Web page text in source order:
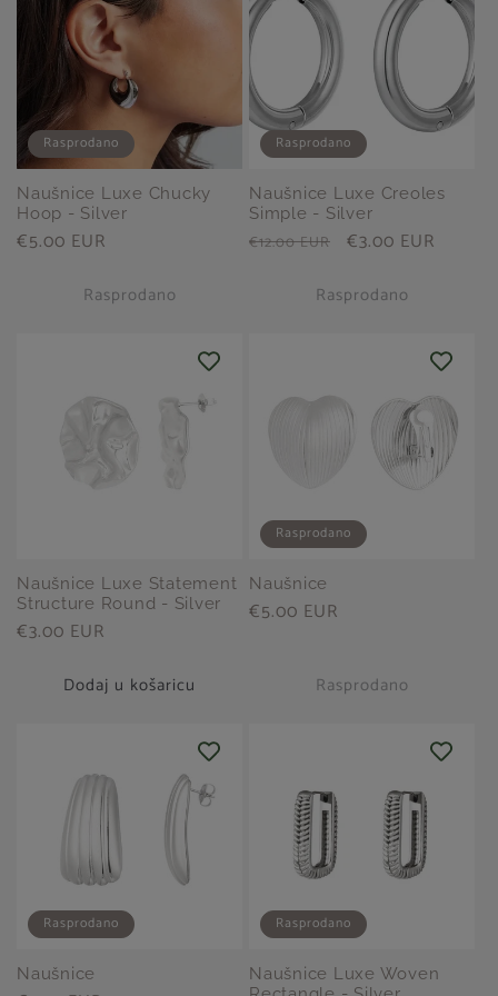
Rasprodano
Naušnice Luxe Chucky
Hoop - Silver
Redovna
€5.00 EUR
Rasprodano
Rasprodano
Naušnice Luxe Creoles
Simple - Silver
Redovna
€12.00 EUR
Prodajna
€3.00 EUR
Rasprodano
Naušnice Luxe Statement
Structure Round - Silver
Redovna
€3.00 EUR
Dodaj u košaricu
Rasprodano
Naušnice
Redovna
€5.00 EUR
Rasprodano
Rasprodano
Naušnice
Rasprodano
Naušnice Luxe Woven